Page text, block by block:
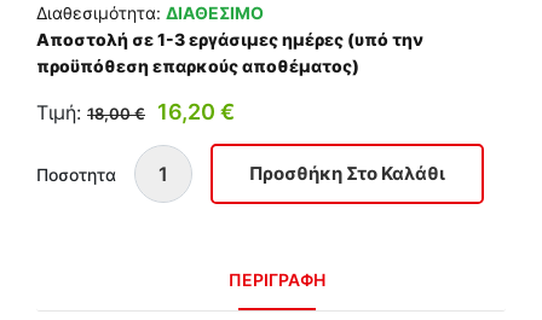
Διαθεσιμότητα: ΔΙΑΘΕΣΙΜΟ
Αποστολή σε 1-3 εργάσιμες ημέρες (υπό την
προϋπόθεση επαρκούς αποθέματος)
Τιμή: 18,00 € 16,20 €
Ποσοτητα
ΠΕΡΙΓΡΑΦΗ